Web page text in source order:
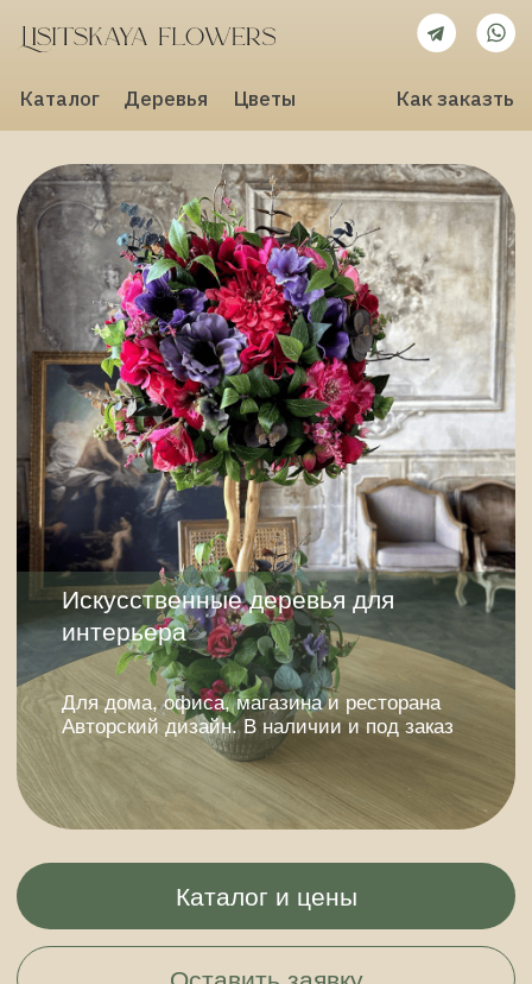
Искусственные деревья для
интерьера
Для дома, офиса, магазина и ресторана
Авторский дизайн. В наличии и под заказ
Каталог и цены
Оставить заявку